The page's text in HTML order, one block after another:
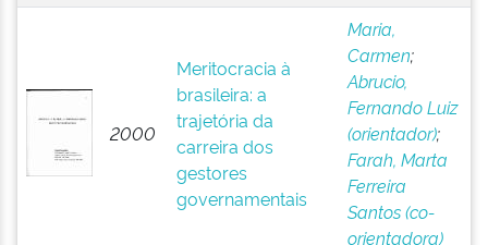
2000
Meritocracia à
brasileira: a
trajetória da
carreira dos
gestores
governamentais
Maria,
Carmen;
Abrucio,
Fernando Luiz
(orientador);
Farah, Marta
Ferreira
Santos (co-
orientadora)